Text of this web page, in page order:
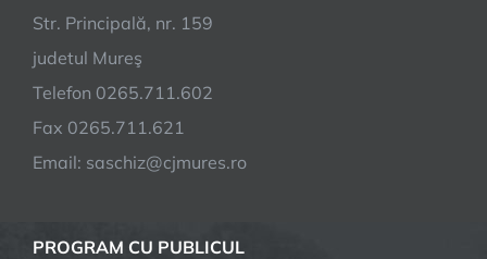
Str. Principală, nr. 159
judetul Mureş
Telefon 0265.711.602
Fax 0265.711.621
Email: saschiz@cjmures.ro
PROGRAM CU PUBLICUL